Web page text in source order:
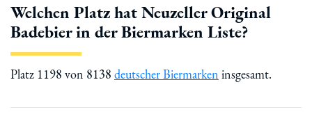
Welchen Platz hat Neuzeller Original
Badebier in der Biermarken Liste?
Platz 1198 von 8138 deutscher Biermarken insgesamt.